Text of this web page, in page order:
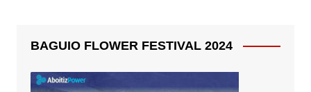
BAGUIO FLOWER FESTIVAL 2024